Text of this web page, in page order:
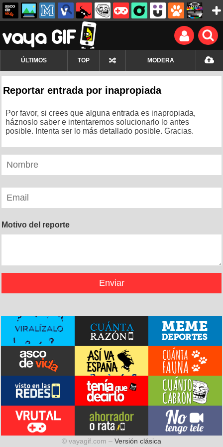
ÚLTIMOS TOP MODERA
Reportar entrada por inapropiada
Por favor, si crees que alguna entrada es inapropiada,
háznoslo saber e intentaremos solucionarlo lo antes
posible. Intenta ser lo más detallado posible. Gracias.
Motivo del reporte
© vayagif.com – Versión clásica